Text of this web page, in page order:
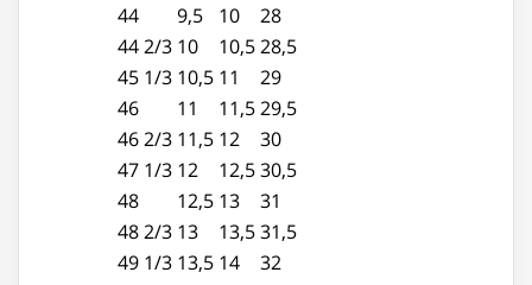
44
9,5 10
28
44 2/3 10 10,5 28,5
45 1/3 10,5 11
29
46
11 11,5 29,5
46 2/3 11,5 12
30
47 1/3 12 12,5 30,5
48
12,5 13
31
48 2/3 13 13,5 31,5
49 1/3 13,5 14 32